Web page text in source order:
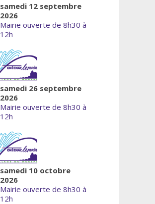
samedi 12 septembre
2026
Mairie ouverte de 8h30 à
12h
samedi 26 septembre
2026
Mairie ouverte de 8h30 à
12h
samedi 10 octobre
2026
Mairie ouverte de 8h30 à
12h